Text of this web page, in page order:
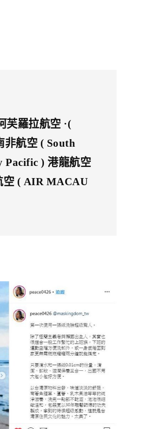
芙羅拉航空 ·(
航空 ( South
Pacific ) 港龍航空
空 ( AIR MACAU